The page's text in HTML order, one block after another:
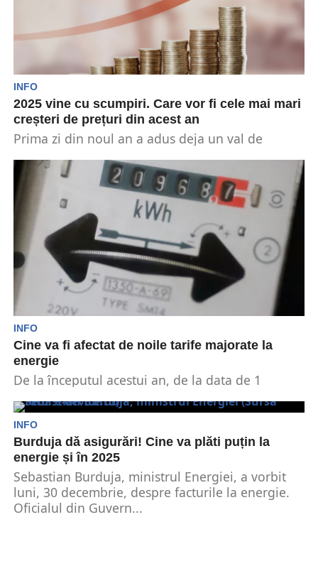
INFO
2025 vine cu scumpiri. Care vor fi cele mai mari
creșteri de prețuri din acest an
Prima zi din noul an a adus deja un val de
INFO
Cine va fi afectat de noile tarife majorate la
energie
De la începutul acestui an, de la data de 1
INFO
Burduja dǎ asigurări! Cine va plăti puțin la
energie și în 2025
Sebastian Burduja, ministrul Energiei, a vorbit
luni, 30 decembrie, despre facturile la energie.
Oficialul din Guvern...